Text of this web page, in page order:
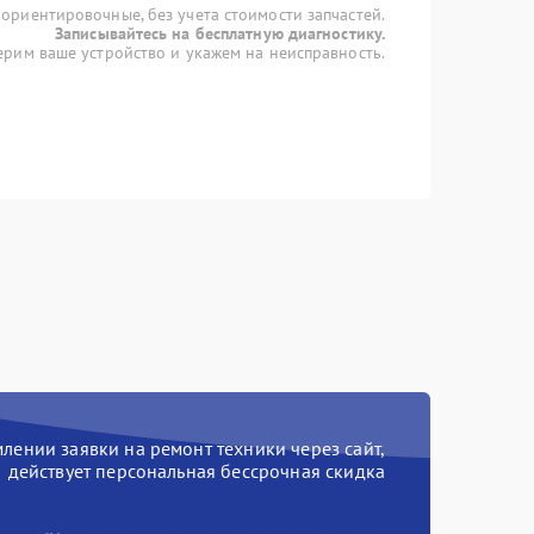
без учета стоимости запчастей.
Записывайтесь на бесплатную диагностику.
ваше устройство и укажем на неисправность.
заявки на ремонт техники через сайт,
действует персональная бессрочная скидка